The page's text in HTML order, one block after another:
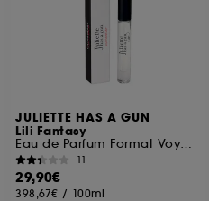
JULIETTE HAS A GUN
Lili Fantasy
Eau de Parfum Format Voyage
11
29,90€
398,67€ / 100ml